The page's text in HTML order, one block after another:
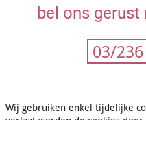
bel ons gerust
03/
Wij gebruiken enkel tijdelijke
verlaat worden de cookies